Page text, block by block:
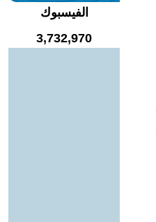
الفيسبوك
3,732,970